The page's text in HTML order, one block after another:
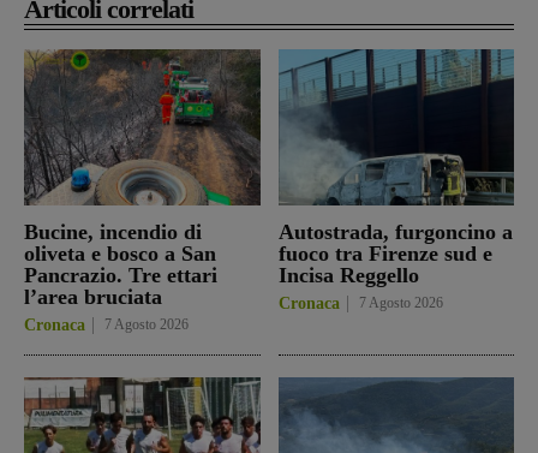
Articoli correlati
Bucine, incendio di
oliveta e bosco a San
Pancrazio. Tre ettari
l’area bruciata
Cronaca 7 Agosto 2026
Autostrada, furgoncino a
fuoco tra Firenze sud e
Incisa Reggello
Cronaca 7 Agosto 2026